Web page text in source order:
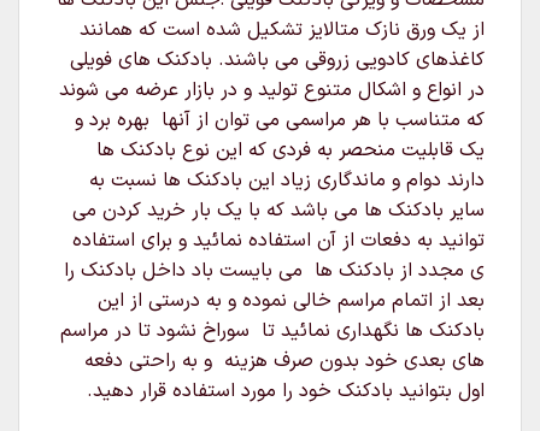
از یک ورق نازک متالایز تشکیل شده است که همانند
کاغذهای کادویی زروقی می باشند. بادکنک های فویلی
در انواع و اشکال متنوع تولید و در بازار عرضه می شوند
که متناسب با هر مراسمی می توان از آنها بهره برد و
یک قابلیت منحصر به فردی که این نوع بادکنک ها
دارند دوام و ماندگاری زیاد این بادکنک ها نسبت به
سایر بادکنک ها می باشد که با یک بار خرید کردن می
توانید به دفعات از آن استفاده نمائید و برای استفاده
ی مجدد از بادکنک ها می بایست باد داخل بادکنک را
بعد از اتمام مراسم خالی نموده و به درستی از این
بادکنک ها نگهداری نمائید تا سوراخ نشود تا در مراسم
های بعدی خود بدون صرف هزینه و به راحتی دفعه
اول بتوانید بادکنک خود را مورد استفاده قرار دهید.